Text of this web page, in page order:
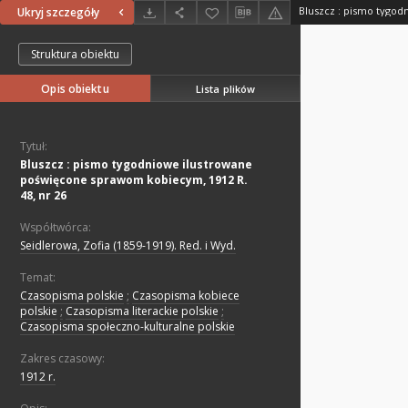
Ukryj szczegóły
Struktura obiektu
Opis obiektu Lista plików
Tytuł:
Bluszcz : pismo tygodniowe ilustrowane
poświęcone sprawom kobiecym, 1912 R.
48, nr 26
Współtwórca:
Seidlerowa, Zofia (1859-1919). Red. i Wyd.
Temat:
Czasopisma polskie ; Czasopisma kobiece
polskie ; Czasopisma literackie polskie ;
Czasopisma społeczno-kulturalne polskie
Zakres czasowy:
1912 r.